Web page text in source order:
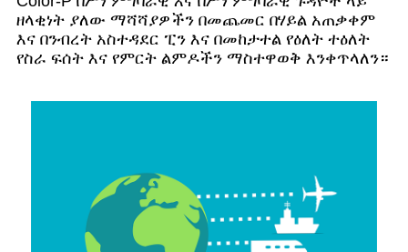
ዘላቂነት ያለው ማሻሻያዎችን በመጨመር በሃይል አጠቃቀም
እና በንብረት አስተዳደር ፒን እና በመከታተል የዕለት ተዕለት
የስራ ፍሰት እና የምርት ልምዶችን ማስተዋወቅ እንቀጥላለን።